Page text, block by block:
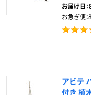
お届け日：
お急ぎ便：
アビテ
付き 植